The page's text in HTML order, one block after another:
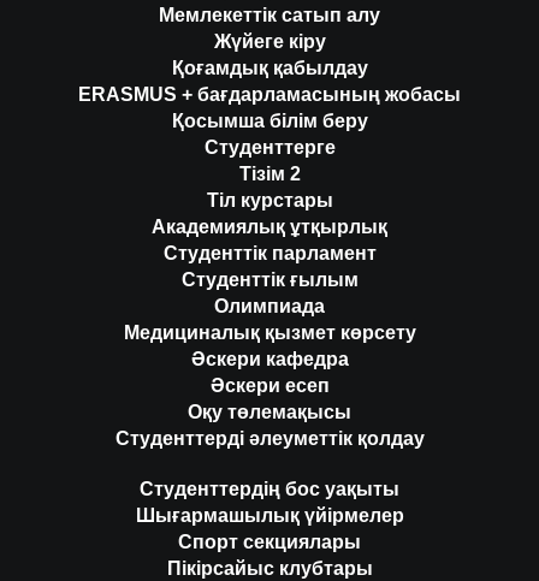
Мемлекеттік сатып алу
Жүйеге кіру
Қоғамдық қабылдау
ERASMUS + бағдарламасының жобасы
Қосымша білім беру
Студенттерге
Тізім 2
Тіл курстары
Академиялық ұтқырлық
Студенттік парламент
Студенттік ғылым
Олимпиада
Медициналық қызмет көрсету
Әскери кафедра
Әскери есеп
Оқу төлемақысы
Студенттерді әлеуметтік қолдау
Студенттердің бос уақыты
Шығармашылық үйірмелер
Спорт секциялары
Пікірсайыс клубтары